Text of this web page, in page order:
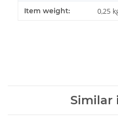
Item weight: 0,25
Similar